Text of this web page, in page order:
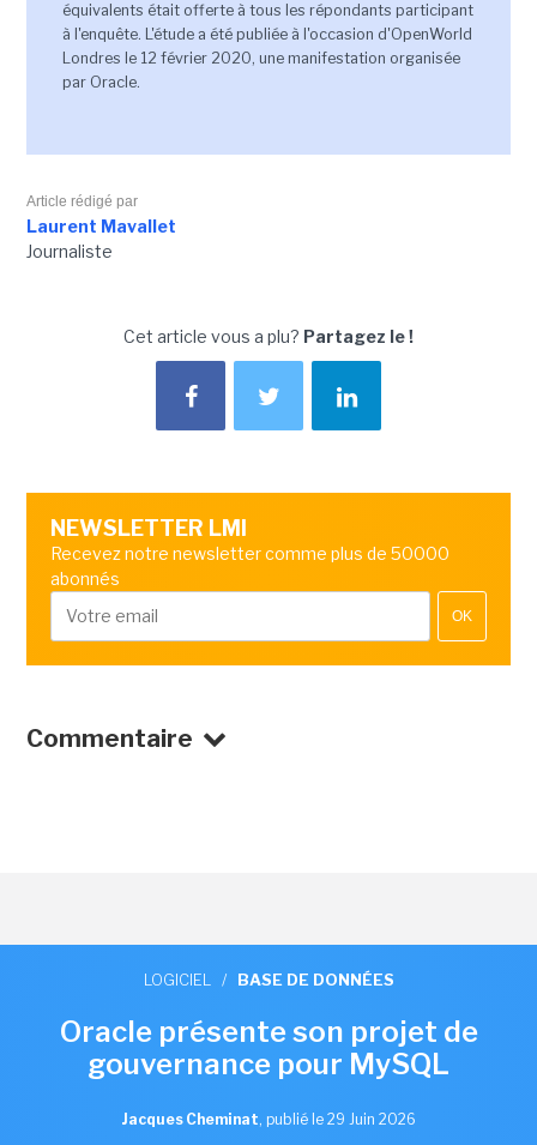
équivalents était offerte à tous les répondants participant
à l'enquête. L'étude a été publiée à l'occasion d'OpenWorld
Londres le 12 février 2020, une manifestation organisée
par Oracle.
Article rédigé par
Laurent Mavallet
Journaliste
Cet article vous a plu? Partagez le !
NEWSLETTER LMI
Recevez notre newsletter comme plus de 50000
abonnés
OK
Commentaire
LOGICIEL / BASE DE DONNÉES
Oracle présente son projet de
gouvernance pour MySQL
Jacques Cheminat, publié le 29 Juin 2026